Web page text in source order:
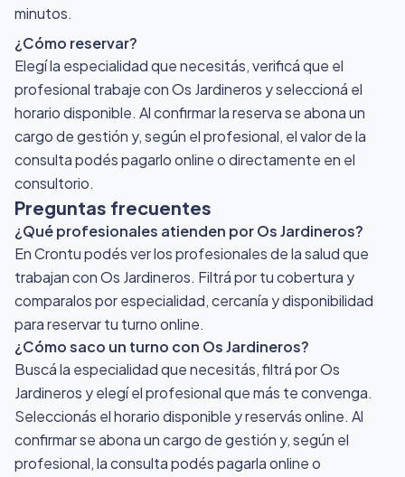
minutos.
¿Cómo reservar?
Elegí la especialidad que necesitás, verificá que el
profesional trabaje con Os Jardineros y seleccioná el
horario disponible. Al confirmar la reserva se abona un
cargo de gestión y, según el profesional, el valor de la
consulta podés pagarlo online o directamente en el
consultorio.
Preguntas frecuentes
¿Qué profesionales atienden por Os Jardineros?
En Crontu podés ver los profesionales de la salud que
trabajan con Os Jardineros. Filtrá por tu cobertura y
comparalos por especialidad, cercanía y disponibilidad
para reservar tu turno online.
¿Cómo saco un turno con Os Jardineros?
Buscá la especialidad que necesitás, filtrá por Os
Jardineros y elegí el profesional que más te convenga.
Seleccionás el horario disponible y reservás online. Al
confirmar se abona un cargo de gestión y, según el
profesional, la consulta podés pagarla online o